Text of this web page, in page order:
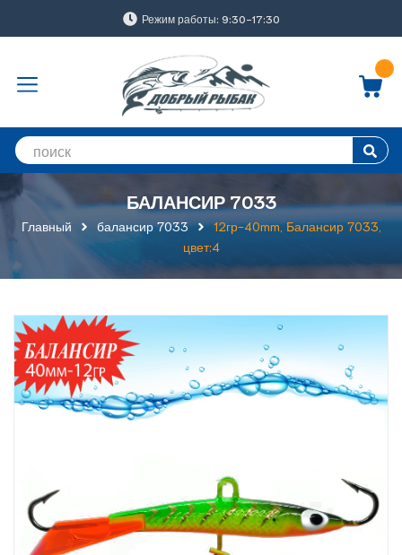
Режим работы: 9:30-17:30
БАЛАНСИР 7033
Главный балансир 7033
12гр-40mm, Балансир 7033,
цвет:4